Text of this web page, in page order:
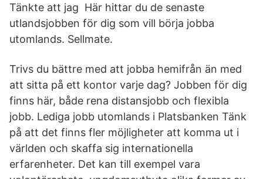
Tänkte att jag Här hittar du de senaste
utlandsjobben för dig som vill börja jobba
utomlands. Sellmate.
Trivs du bättre med att jobba hemifrån än med
att sitta på ett kontor varje dag? Jobben för dig
finns här, både rena distansjobb och flexibla
jobb. Lediga jobb utomlands i Platsbanken Tänk
på att det finns fler möjligheter att komma ut i
världen och skaffa sig internationella
erfarenheter. Det kan till exempel vara